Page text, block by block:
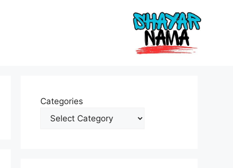
Categories